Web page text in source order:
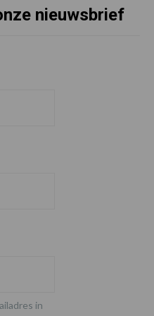
nieuwsbrief
in